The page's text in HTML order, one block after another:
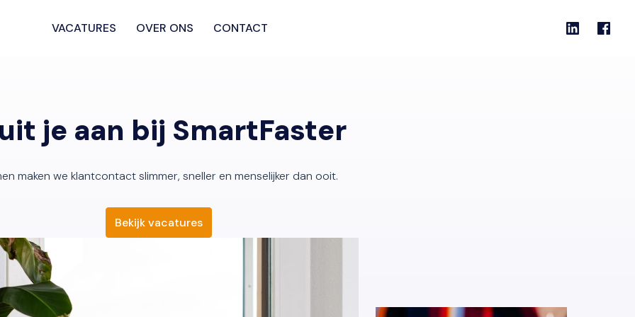
VACATURES OVER ONS CONTACT
je aan bij SmartFaster
maken we klantcontact slimmer, sneller en menselijker dan ooit.
Bekijk vacatures